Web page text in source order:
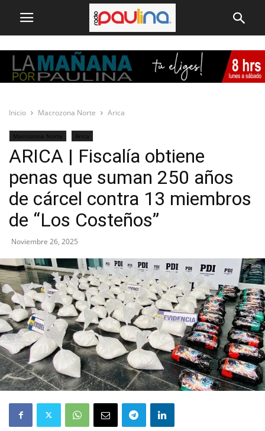
Inicio Macrozona Norte Arica
Macrozona Norte Arica
ARICA | Fiscalía obtiene
penas que suman 250 años
de cárcel contra 13 miembros
de “Los Costeños”
Noviembre 26, 2025